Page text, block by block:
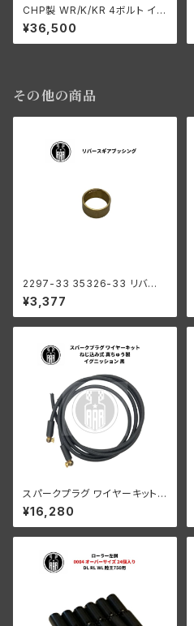
CHP製 WR/K/KR 4ボルト イン
テ ークマニホールド
¥36,500
その他の商品
2297-33 35326-33 リバー
ス ギア ブッシング メインシャフ
ト ハーレーダビッドソン 1941-
73年 WL G ミッション
¥3,377
スパークプラグ ワイヤーキット
ねじ込み式 真ちゅう製 イグニッ
ション 黒 ハーレーダビッドソン
¥16,280